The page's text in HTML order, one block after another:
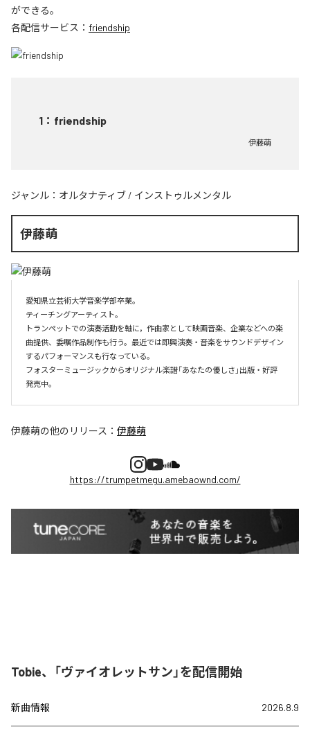
ができる。
各配信サービス： friendship
1 ： friendship
伊藤萌
ジャンル： オルタナティブ / インストゥルメンタル
伊藤萌
愛知県立芸術大学音楽学部卒業。
ティーチングアーティスト。
トランペットでの演奏活動を軸に，作曲家として映画音楽、企業などへの楽
曲提供、委嘱作品制作も行う。最近では即興演奏・音楽をサウンドデザイン
するパフォーマンスも行なっている。
フォスターミュージックからオリジナル楽譜「あなたの優しさ」出版・好評
伊藤萌の他のリリース： 伊藤萌
https://trumpetmegu.amebaownd.com/
Tobie、「ヴァイオレットサン」を配信開始
新曲情報 2026.8.9